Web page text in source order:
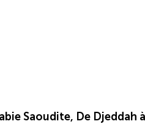
Saoudite, De Djeddah